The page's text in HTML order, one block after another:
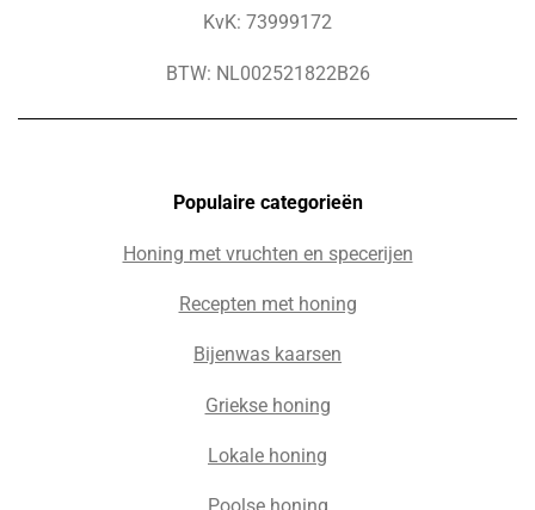
KvK: 73999172
BTW: NL002521822B26
Populaire categorieën
Honing met vruchten en specerijen
Recepten met honing
Bijenwas kaarsen
Griekse honing
Lokale honing